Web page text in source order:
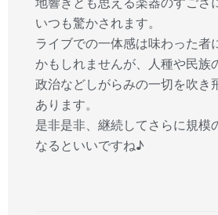
いつも驚かされます。
ライブでの一体感は味わった者
かもしれませんが、人種や民族
政治などしがらみの一切を吹き
あります。
是非是非、継続してさらに規模
なるといいですね♪